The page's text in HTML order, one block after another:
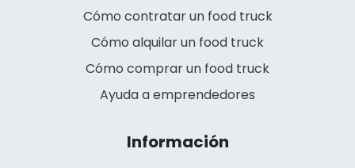
Cómo contratar un food truck
Cómo alquilar un food truck
Cómo comprar un food truck
Ayuda a emprendedores
Información